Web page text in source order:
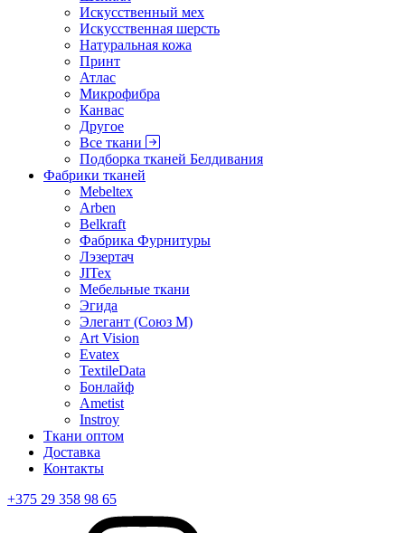
Искусственный мех
Искусственная шерсть
Натуральная кожа
Принт
Атлас
Микрофибра
Канвас
Другое
Все ткани
Подборка тканей Белдивания
Фабрики тканей
Mebeltex
Arben
Belkraft
Фабрика Фурнитуры
Лэзертач
JITex
Мебельные ткани
Эгида
Элегант (Союз М)
Art Vision
Evatex
TextileData
Бонлайф
Ametist
Instroy
Ткани оптом
Доставка
Контакты
+375 29 358 98 65